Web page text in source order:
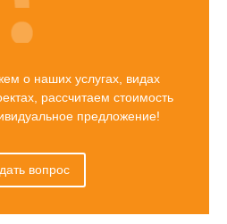
о наших услугах, видах
рассчитаем стоимость
предложение!
вопрос